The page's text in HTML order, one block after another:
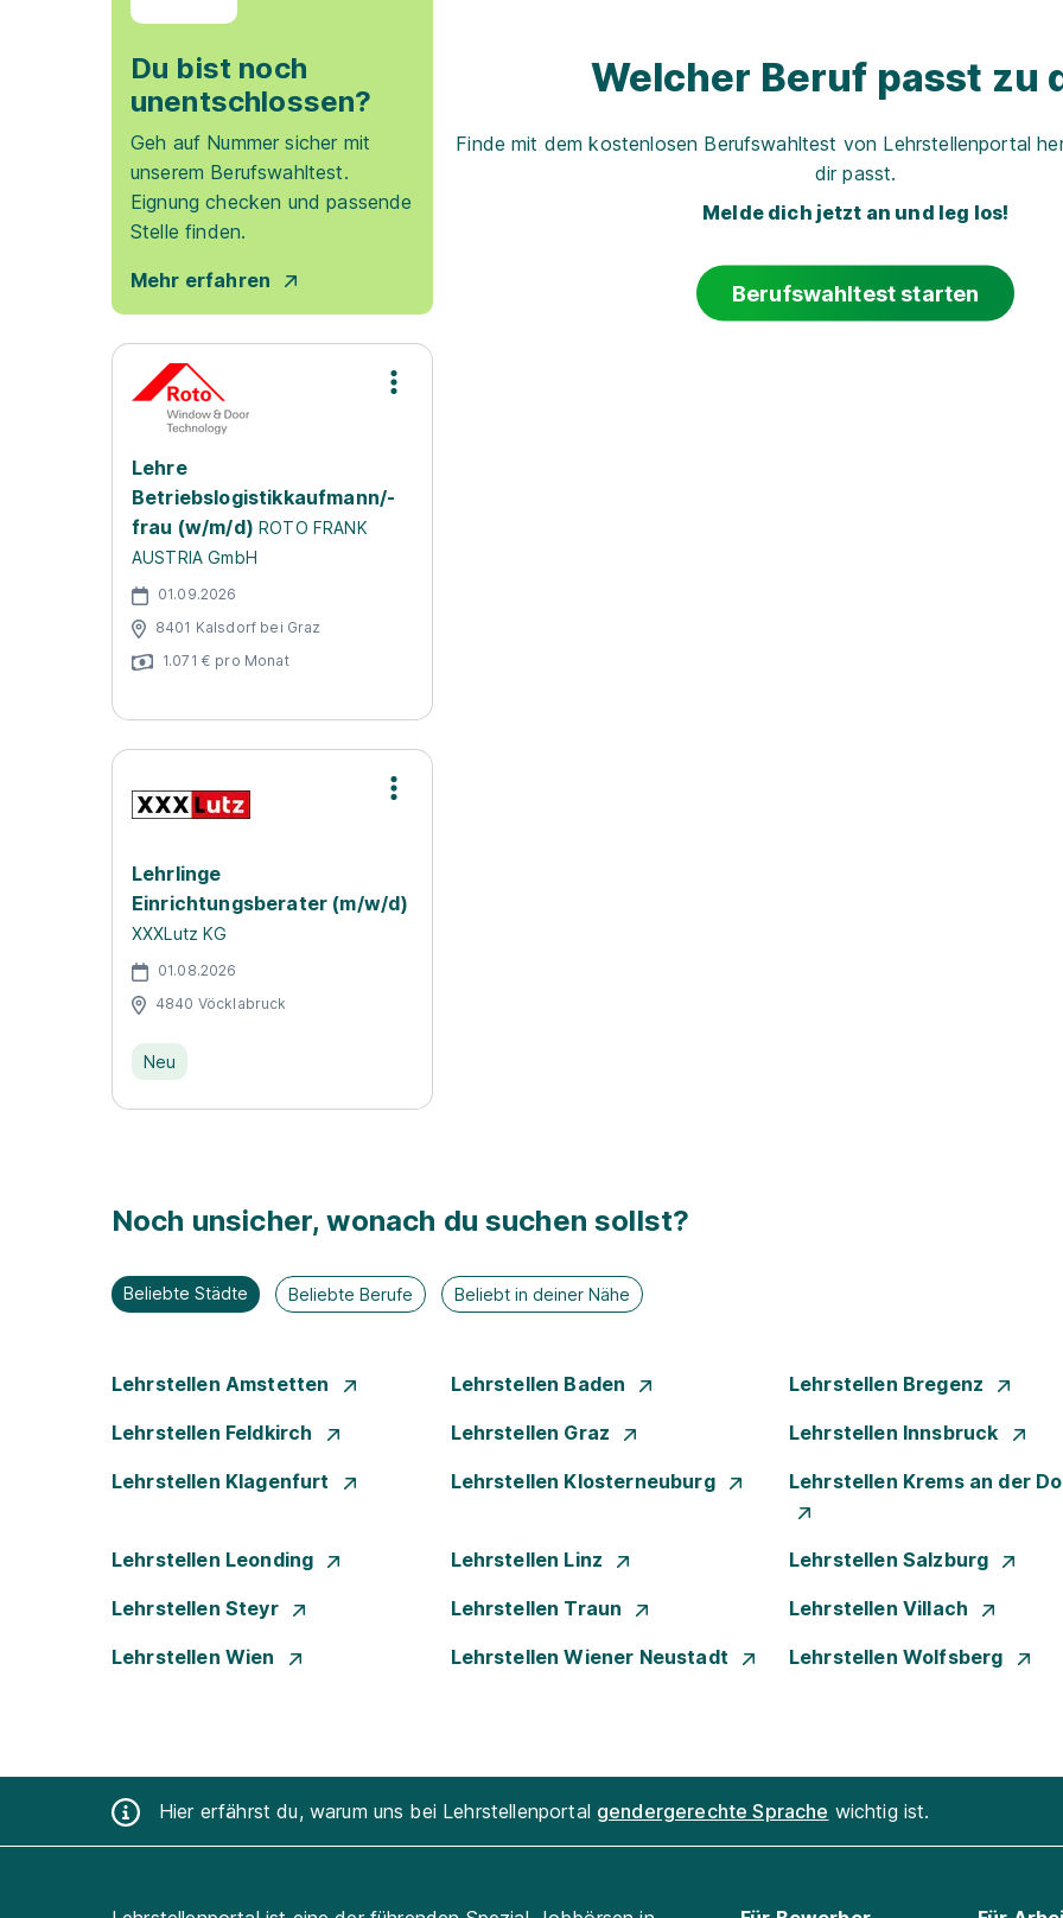
Du bist noch
unentschlossen?
Geh auf Nummer sicher mit
unserem Berufswahltest.
Eignung checken und passende
Stelle finden.
Mehr erfahren
Lehre
Betriebslogistikkaufmann/-
frau (w/m/d) ROTO FRANK
AUSTRIA GmbH
01.09.2026
8401 Kalsdorf bei Graz
1.071 € pro Monat
Lehrlinge
Einrichtungsberater (m/w/d)
XXXLutz KG
01.08.2026
4840 Vöcklabruck
Neu
Welcher Beruf passt zu
Finde mit dem kostenlosen Berufswahltest von Lehrstellenportal
dir passt.
Melde dich jetzt an und leg los!
Berufswahltest starten
Noch unsicher, wonach du suchen sollst?
Beliebte Städte Beliebte Berufe Beliebt in deiner Nähe
Lehrstellen Amstetten Lehrstellen Baden Lehrstellen Bregenz
Lehrstellen Feldkirch Lehrstellen Graz Lehrstellen Innsbruck
Lehrstellen Klagenfurt Lehrstellen Klosterneuburg Lehrstellen Krems an der
Lehrstellen Leonding Lehrstellen Linz Lehrstellen Salzburg
Lehrstellen Steyr Lehrstellen Traun Lehrstellen Villach
Lehrstellen Wien Lehrstellen Wiener Neustadt Lehrstellen Wolfsberg
Hier erfährst du, warum uns bei Lehrstellenportal gendergerechte Sprache wichtig ist.